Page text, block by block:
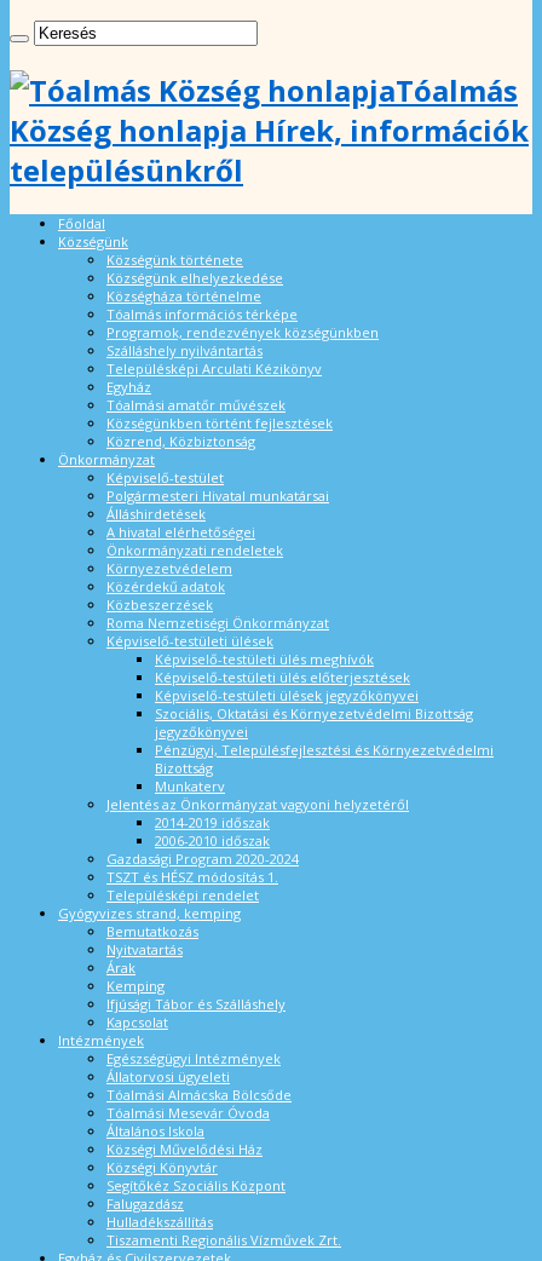
Tóalmás
Község honlapja Hírek, információk
településünkről
Főoldal
Községünk
Községünk története
Községünk elhelyezkedése
Községháza történelme
Tóalmás információs térképe
Programok, rendezvények községünkben
Szálláshely nyilvántartás
Településképi Arculati Kézikönyv
Egyház
Tóalmási amatőr művészek
Községünkben történt fejlesztések
Közrend, Közbiztonság
Önkormányzat
Képviselő-testület
Polgármesteri Hivatal munkatársai
Álláshirdetések
A hivatal elérhetőségei
Önkormányzati rendeletek
Környezetvédelem
Közérdekű adatok
Közbeszerzések
Roma Nemzetiségi Önkormányzat
Képviselő-testületi ülések
Képviselő-testületi ülés meghívók
Képviselő-testületi ülés előterjesztések
Képviselő-testületi ülések jegyzőkönyvei
Szociális, Oktatási és Környezetvédelmi Bizottság
jegyzőkönyvei
Pénzügyi, Településfejlesztési és Környezetvédelmi
Bizottság
Munkaterv
Jelentés az Önkormányzat vagyoni helyzetéről
2014-2019 időszak
2006-2010 időszak
Gazdasági Program 2020-2024
TSZT és HÉSZ módosítás 1.
Településképi rendelet
Gyógyvizes strand, kemping
Bemutatkozás
Nyitvatartás
Árak
Kemping
Ifjúsági Tábor és Szálláshely
Kapcsolat
Intézmények
Egészségügyi Intézmények
Állatorvosi ügyeleti
Tóalmási Almácska Bölcsőde
Tóalmási Mesevár Óvoda
Általános Iskola
Községi Művelődési Ház
Községi Könyvtár
Segítőkéz Szociális Központ
Falugazdász
Hulladékszállítás
Tiszamenti Regionális Vízművek Zrt.